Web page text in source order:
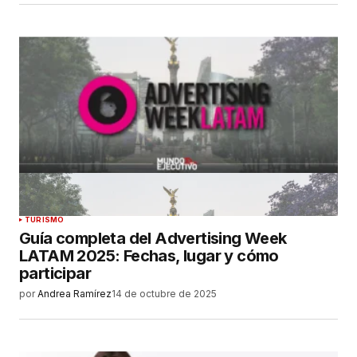
TURISMO
Guía completa del Advertising Week
LATAM 2025: Fechas, lugar y cómo
participar
por Andrea Ramírez14 de octubre de 2025